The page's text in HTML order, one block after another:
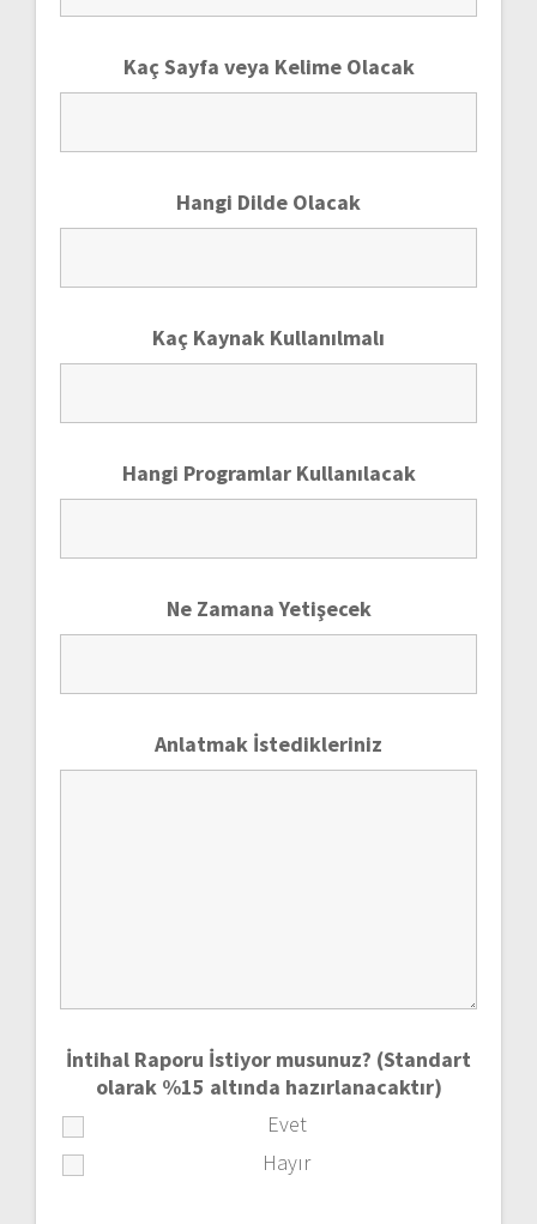
Kaç Sayfa veya Kelime Olacak
Hangi Dilde Olacak
Kaç Kaynak Kullanılmalı
Hangi Programlar Kullanılacak
Ne Zamana Yetişecek
Anlatmak İstedikleriniz
İntihal Raporu İstiyor musunuz? (Standart
olarak %15 altında hazırlanacaktır)
Evet
Hayır